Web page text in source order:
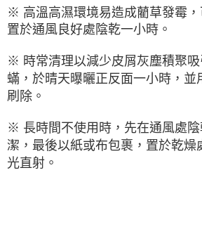
※ 高溫高濕環境易造成藺草發霉
置於通風良好處陰乾一小時。
※ 時常清理以減少皮屑灰塵積聚
蟎，於晴天曝曬正反面一小時，並
刷除。
※ 長時間不使用時，先在通風處
潔，最後以紙或布包裹，置於乾燥
光直射。